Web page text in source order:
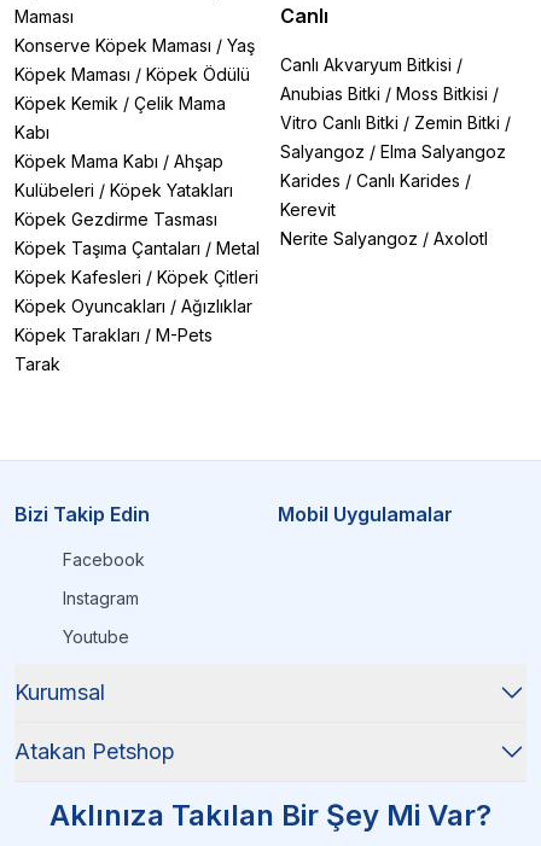
Maması
Konserve Köpek Maması / Yaş
Köpek Maması / Köpek Ödülü
Köpek Kemik / Çelik Mama
Kabı
Köpek Mama Kabı / Ahşap
Kulübeleri / Köpek Yatakları
Köpek Gezdirme Tasması
Köpek Taşıma Çantaları / Metal
Köpek Kafesleri / Köpek Çitleri
Köpek Oyuncakları / Ağızlıklar
Köpek Tarakları / M-Pets
Tarak
Canlı
Canlı Akvaryum Bitkisi /
Anubias Bitki / Moss Bitkisi /
Vitro Canlı Bitki / Zemin Bitki /
Salyangoz / Elma Salyangoz
Karides / Canlı Karides /
Kerevit
Nerite Salyangoz / Axolotl
Bizi Takip Edin
Facebook
Instagram
Youtube
Mobil Uygulamalar
Kurumsal
Atakan Petshop
Aklınıza Takılan Bir Şey Mi Var?